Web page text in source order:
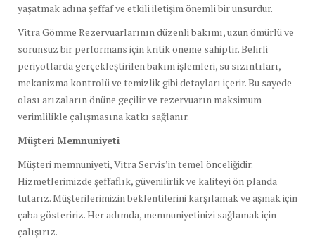
yaşatmak adına şeffaf ve etkili iletişim önemli bir unsurdur.
Vitra Gömme Rezervuarlarının düzenli bakımı, uzun ömürlü ve
sorunsuz bir performans için kritik öneme sahiptir. Belirli
periyotlarda gerçekleştirilen bakım işlemleri, su sızıntıları,
mekanizma kontrolü ve temizlik gibi detayları içerir. Bu sayede
olası arızaların önüne geçilir ve rezervuarın maksimum
verimlilikle çalışmasına katkı sağlanır.
Müşteri Memnuniyeti
Müşteri memnuniyeti, Vitra Servis’in temel önceliğidir.
Hizmetlerimizde şeffaflık, güvenilirlik ve kaliteyi ön planda
tutarız. Müşterilerimizin beklentilerini karşılamak ve aşmak için
çaba gösteririz. Her adımda, memnuniyetinizi sağlamak için
çalışırız.